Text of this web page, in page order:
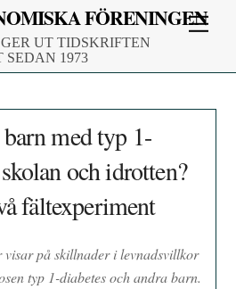
FÖRENINGEN
UT TIDSKRIFTEN
SEDAN 1973
med typ 1-
och idrotten?
fältexperiment
visar på skillnader i levnadsvillkor
typ 1-diabetes och andra barn.